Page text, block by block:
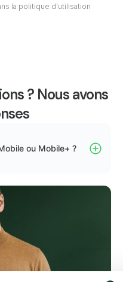
la politique d’utilisation
? Nous avons
ou Mobile+ ?